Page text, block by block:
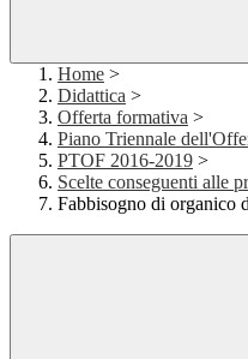
Home >
Didattica >
Offerta formativa >
Piano Triennale
PTOF 2016-2019 >
Scelte conseguenti alle
Fabbisogno di organico